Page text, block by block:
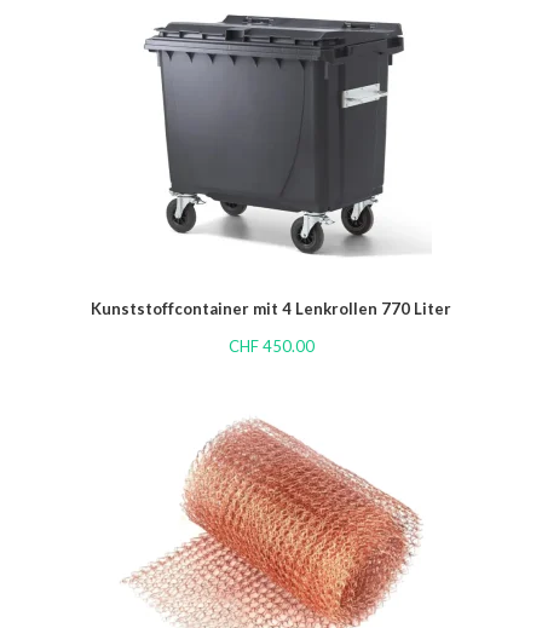
Kunststoffcontainer mit 4 Lenkrollen 770 Liter
CHF450.00